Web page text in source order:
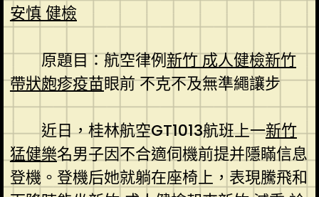
安慎 健檢
原題目：航空律例新竹 成人健檢新竹
帶狀皰疹疫苗眼前 不克不及無準繩讓步
近日，桂林航空GT1013航班上一新竹
猛健樂名男子因不合適伺機前提并隱瞞信息
登機。登機后她就躺在座椅上，表現騰飛和